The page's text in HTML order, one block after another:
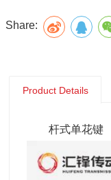
Share:
Product Details
杆式单花键